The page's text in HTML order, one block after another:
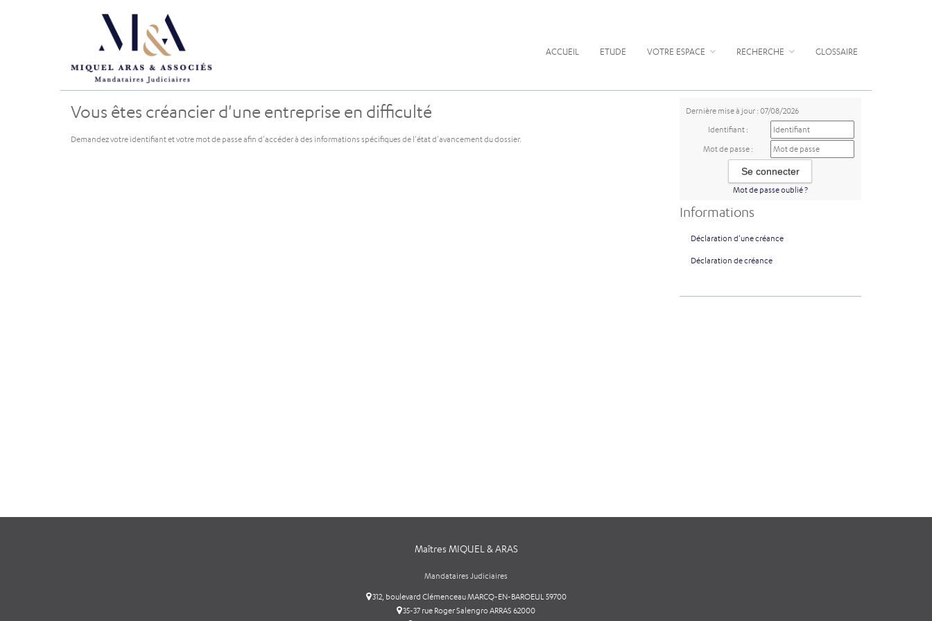
ACCUEIL ETUDE VOTRE ESPACE RECHERCHE GLOSSAIRE
Dernière mise à jour : 07/08/2026
Identifiant :
Mot de passe :
Mot de passe oublié ?
Informations
Déclaration d'une créance
Déclaration de créance
Vous êtes créancier d'une entreprise en difficulté
Demandez votre identifiant et votre mot de passe afin d'accéder à des informations spécifiques de l'état d'avancement du dossier.
Maîtres MIQUEL & ARAS
Mandataires Judiciaires
312, boulevard Clémenceau MARCQ-EN-BAROEUL 59700
35-37 rue Roger Salengro ARRAS 62000